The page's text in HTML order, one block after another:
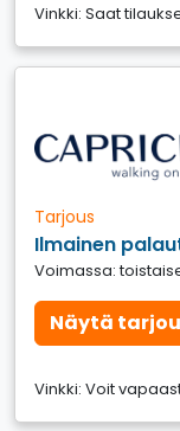
Vinkki: Saat
Tarjous
Ilmainen
Voimassa:
Näytä
Vinkki: Voit